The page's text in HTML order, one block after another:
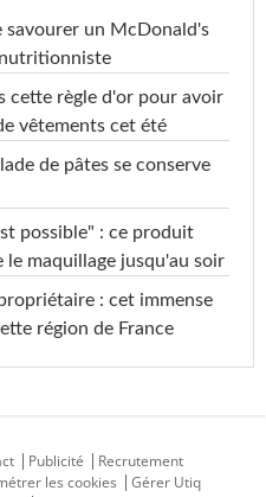
savourer un McDonald's
cette règle d'or pour avoir
vêtements cet été
de pâtes se conserve
possible" : ce produit
maquillage jusqu'au soir
: cet immense
région de France
Publicité
Recrutement
les cookies
Gérer Utiq